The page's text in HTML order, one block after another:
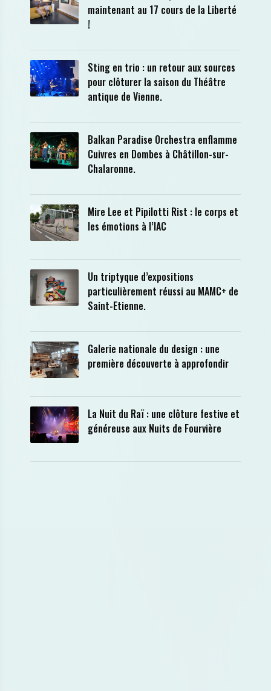
maintenant au 17 cours de la Liberté
!
Sting en trio : un retour aux sources
pour clôturer la saison du Théâtre
antique de Vienne.
Balkan Paradise Orchestra enflamme
Cuivres en Dombes à Châtillon-sur-
Chalaronne.
Mire Lee et Pipilotti Rist : le corps et
les émotions à l’IAC
Un triptyque d’expositions
particulièrement réussi au MAMC+ de
Saint-Etienne.
Galerie nationale du design : une
première découverte à approfondir
La Nuit du Raï : une clôture festive et
généreuse aux Nuits de Fourvière